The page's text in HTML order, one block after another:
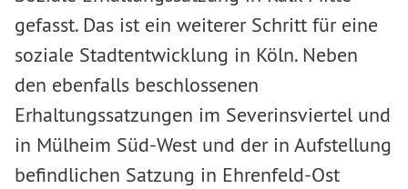
gefasst. Das ist ein weiterer Schritt für eine
soziale Stadtentwicklung in Köln. Neben
den ebenfalls beschlossenen
Erhaltungssatzungen im Severinsviertel und
in Mülheim Süd-West und der in Aufstellung
befindlichen Satzung in Ehrenfeld-Ost